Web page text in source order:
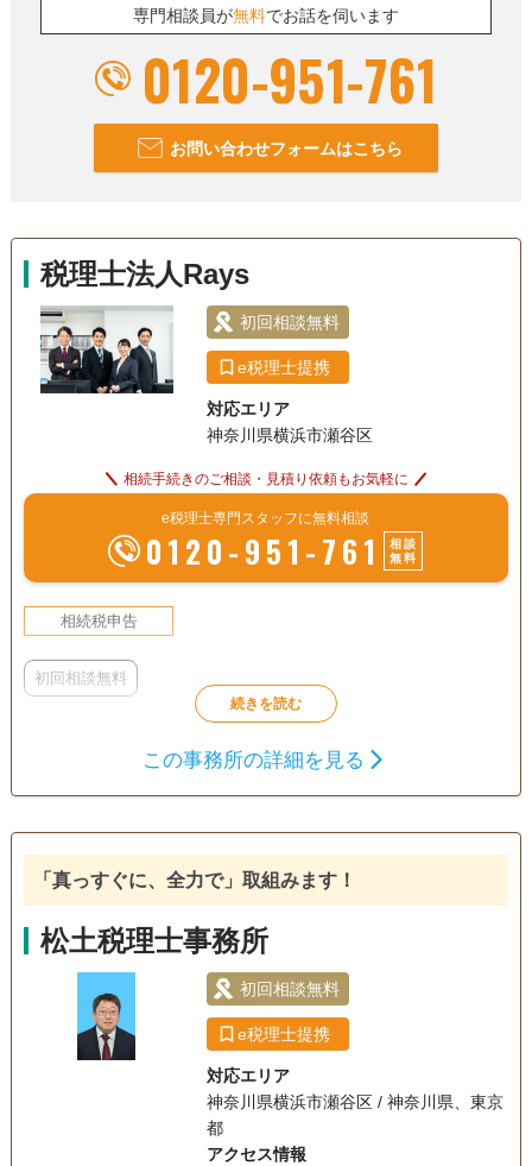
専門相談員が無料でお話を伺います
0120-951-761
お問い合わせフォームはこちら
税理士法人Rays
初回相談無料
e税理士提携
対応エリア
神奈川県横浜市瀬谷区
相続手続きのご相談・見積り依頼もお気軽に
e税理士専門スタッフに無料相談
0120-951-761
相談
無料
相続税申告
初回相談無料
この事務所の詳細を見る
「真っすぐに、全力で」取組みます！
松土税理士事務所
初回相談無料
e税理士提携
対応エリア
神奈川県横浜市瀬谷区 / 神奈川県、東京
都
アクセス情報